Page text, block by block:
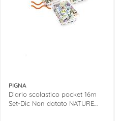
PIGNA
Diario scolastico pocket 16m
Set-Dic Non datato NATURE